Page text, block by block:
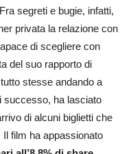
segreti e bugie, infatti,
privata la relazione con
di scegliere con
del suo rapporto di
stesse andando a
successo, ha lasciato
di alcuni biglietti che
film ha appassionato